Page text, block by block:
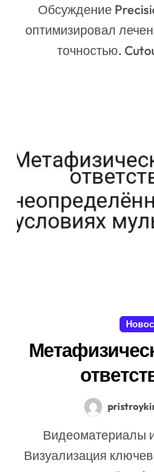
Обсуждение Precision medicine алгоритм
оптимизировал
точностью.
условиях
Видеоматериалы исследования Рис. 1.
Визуализация